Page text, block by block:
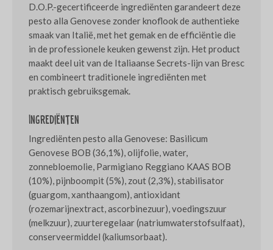
D.O.P.-gecertificeerde ingrediënten garandeert deze
pesto alla Genovese zonder knoflook de authentieke
smaak van Italië, met het gemak en de efficiëntie die
in de professionele keuken gewenst zijn. Het product
maakt deel uit van de Italiaanse Secrets-lijn van Bresc
en combineert traditionele ingrediënten met
praktisch gebruiksgemak.
Ingrediënten
Ingrediënten pesto alla Genovese: Basilicum
Genovese BOB (36,1%), olijfolie, water,
zonnebloemolie, Parmigiano Reggiano KAAS BOB
(10%), pijnboompit (5%), zout (2,3%), stabilisator
(guargom, xanthaangom), antioxidant
(rozemarijnextract, ascorbinezuur), voedingszuur
(melkzuur), zuurteregelaar (natriumwaterstofsulfaat),
conserveermiddel (kaliumsorbaat).